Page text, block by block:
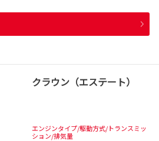
クラウン（エステート）
エンジンタイプ/駆動方式/トランスミッ
ション/排気量